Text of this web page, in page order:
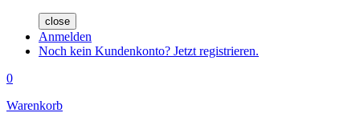
close
Anmelden
Noch kein Kundenkonto? Jetzt registrieren.
0
Warenkorb